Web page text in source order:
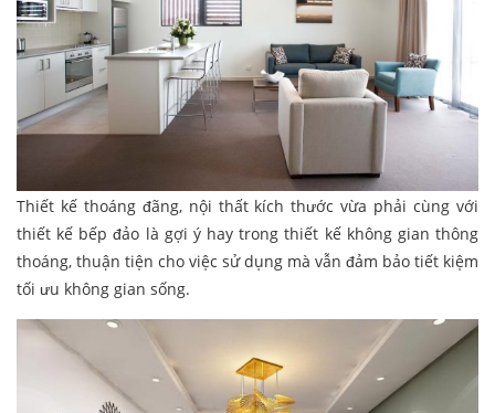
Thiết kế thoáng đãng, nội thất kích thước vừa phải cùng với
thiết kế bếp đảo là gợi ý hay trong thiết kế không gian thông
thoáng, thuận tiện cho việc sử dụng mà vẫn đảm bảo tiết kiệm
tối ưu không gian sống.